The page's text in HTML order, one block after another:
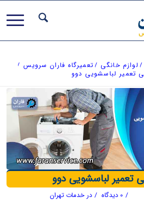
/ لوازم خانگی /تعمیرگاه فاران سرویس /
تعمیر لباسشویی دوو
تعمیر لباسشویی دوو
/ 0 دیدگاه / درخدمات تهران